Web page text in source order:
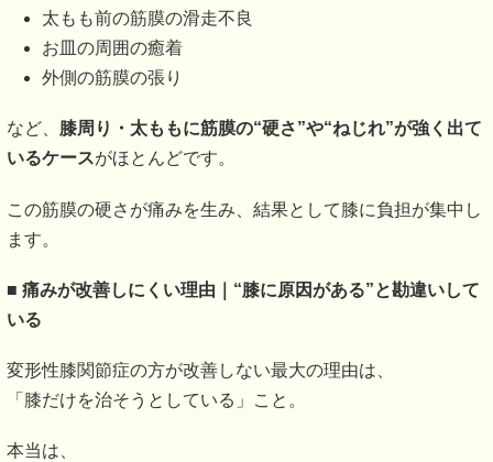
太もも前の筋膜の滑走不良
お皿の周囲の癒着
外側の筋膜の張り
など、 膝周り・太ももに筋膜の“硬さ”や“ねじれ”が強く出て
いるケースがほとんどです。
この筋膜の硬さが痛みを生み、結果として膝に負担が集中し
ます。
■ 痛みが改善しにくい理由｜“膝に原因がある”と勘違いして
いる
変形性膝関節症の方が改善しない最大の理由は、
「膝だけを治そうとしている」こと。
本当は、